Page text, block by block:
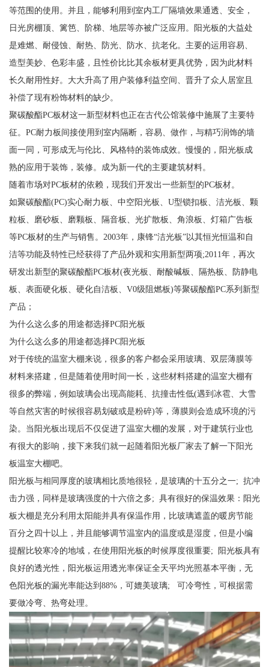
等范围的使用。并且，能够利用到室内工厂隔墙效果通透、安全，
日光房棚顶、篱笆、阶梯、地层等亦被广泛应用。阳光板的大益处
是难燃、耐侵蚀、耐热、防光、防水、抗老化。主要的运用容易、
造型美妙、色彩丰盛，且性价比比其余板材更具优势，因为此材料
长久耐用性好。大大升高了用户装修利益空间、晋升了众人居室且
补偿了现有粉饰材料的缺少。
聚碳酸酯PC板材这一新型材料也正在古代公馆装修中施展了主要特
征。PC耐力板间接使用到室内隔断，容易、做作，与精巧润饰的墙
面一同，可形成无与伦比、风格特的装饰成效。慢慢的，阳光板成
熟的应用于装饰，装修。成为新一代的主要建筑材料。
随着市场对PC板材的依赖，现我们开发出一些新型的PC板材。
如聚碳酸酯(PC)实心耐力板、中空阳光板、U型锁扣板、洁光板、颗
粒板、磨砂板、磨颗板、隔音板、光扩散板、角浪板、灯箱广告板
等PC板材的生产与销售。2003年，康锋“洁光板”以其恒光恒温和自
洁等功能及特性已经获得了产品外观和实用新型两项;2011年，再次
研发出新型的聚碳酸酯PC板材(夜光板、耐酸碱板、隔热板、防静电
板、表面硬化板、硬化自洁板、V0级阻燃板)等聚碳酸酯PC系列新型
产品；
为什么这么多的用途都选择PC阳光板
为什么这么多的用途都选择PC阳光板
对于传统的温室大棚来说，很多的客户都会采用玻璃、双层薄膜等
材料来搭建，但是随着使用时间一长，这些材料搭建的温室大棚有
很多的弊端，例如玻璃会出现高能耗、抗撞击性低(遇到冰雹、大雪
等自然灾害的时候很容易划破或是粉碎)等，薄膜则会造成环境的污
染。当阳光板出现后不仅促进了温室大棚的发展，对于建筑行业也
有很大的影响，接下来我们就一起随着阳光板厂家去了解一下阳光
板温室大棚吧。
阳光板与相同厚度的玻璃相比质地很轻，是玻璃的十五分之一; 抗冲
击力强，同样是玻璃强度的十六倍之多; 具有很好的保温效果：阳光
板大棚是充分利用太阳能并具有保温作用，比玻璃遮盖的暖房节能
百分之四十以上，并且能够调节温室内的温度或是湿度，但是小编
提醒比较寒冷的地域，在使用阳光板的时候厚度很重要; 阳光板具有
良好的透光性，阳光板运用透光率保证全天平均光照基本平衡，无
色阳光板的漏光率能达到88%，可媲美玻璃; 可冷弯性，可根据需
要做冷弯、热弯处理。